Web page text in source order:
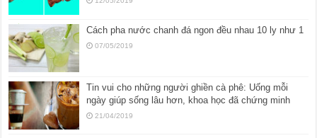
Cách pha nước chanh đá ngon đều nhau 10 ly như 1
07/05/2019
Tin vui cho những người ghiền cà phê: Uống mỗi
ngày giúp sống lâu hơn, khoa học đã chứng minh
21/04/2019